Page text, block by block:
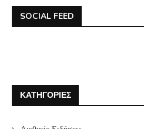
SOCIAL FEED
ΚΑΤΗΓΟΡΊΕΣ